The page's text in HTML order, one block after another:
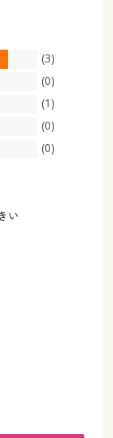
(3)
(0)
(1)
(0)
(0)
い